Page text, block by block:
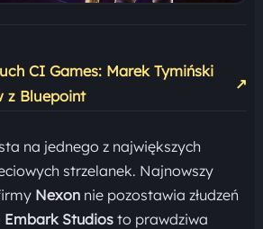
CI Games: Marek Tymiński
z Bluepoint
↗
na jednego z największych
strzelanek. Najnowszy
Nexonnie pozostawia złudzeń
Embark Studiosto prawdziwa